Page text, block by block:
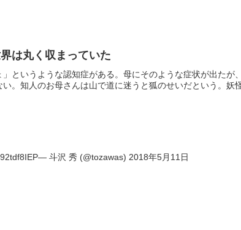
は丸く収まっていた
」というような認知症がある。母にそのような症状が出た
。知人のお母さんは山で道に迷うと狐のせいだという。妖
斗沢 秀 (@tozawas) 2018年5月11日